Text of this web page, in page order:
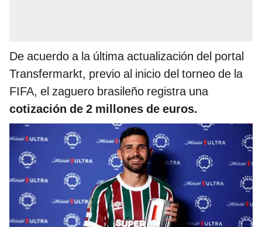
De acuerdo a la última actualización del portal
Transfermarkt, previo al inicio del torneo de la
FIFA, el zaguero brasileño registra una
cotización de 2 millones de euros.